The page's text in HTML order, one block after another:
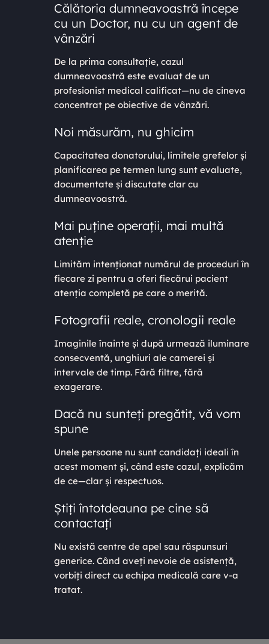
Călătoria dumneavoastră începe
cu un Doctor, nu cu un agent de
vânzări
De la prima consultație, cazul
dumneavoastră este evaluat de un
profesionist medical calificat—nu de cineva
concentrat pe obiective de vânzări.
Noi măsurăm, nu ghicim
Capacitatea donatorului, limitele grefelor și
planificarea pe termen lung sunt evaluate,
documentate și discutate clar cu
dumneavoastră.
Mai puține operații, mai multă
atenție
Limităm intenționat numărul de proceduri în
fiecare zi pentru a oferi fiecărui pacient
atenția completă pe care o merită.
Fotografii reale, cronologii reale
Imaginile înainte și după urmează iluminare
consecventă, unghiuri ale camerei și
intervale de timp. Fără filtre, fără
exagerare.
Dacă nu sunteți pregătit, vă vom
spune
Unele persoane nu sunt candidați ideali în
acest moment și, când este cazul, explicăm
de ce—clar și respectuos.
Știți întotdeauna pe cine să
contactați
Nu există centre de apel sau răspunsuri
generice. Când aveți nevoie de asistență,
vorbiți direct cu echipa medicală care v-a
tratat.